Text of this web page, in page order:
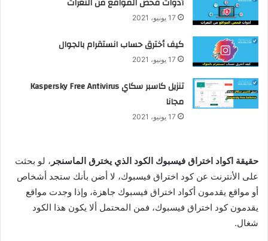
17 يونيو، 2021
كيف أخترق حساب انستقرام بالجوال
17 يونيو، 2021
تنزيل كاسبر سكاي Kaspersky Free Antivirus
مجانا
17 يونيو، 2021
حقيقة اكواد اختراق فيسبوك الكود الذي يخترق الماسنجر ، لو بحثت
على الأنترنت عن كود اختراق فيسبوك، لا أضن بأنك ستجد أشخاص
أو مواقع يقدمون أكواد اختراق فيسبوك جاهزة، وإذا وجدت مواقع
يقدمون كود اختراق فيسبوك، فمن المحتمل ألا يكون هذا الكود
شغال.